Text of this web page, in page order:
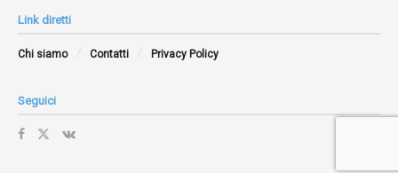
Link diretti
Chi siamo Contatti Privacy Policy
Seguici